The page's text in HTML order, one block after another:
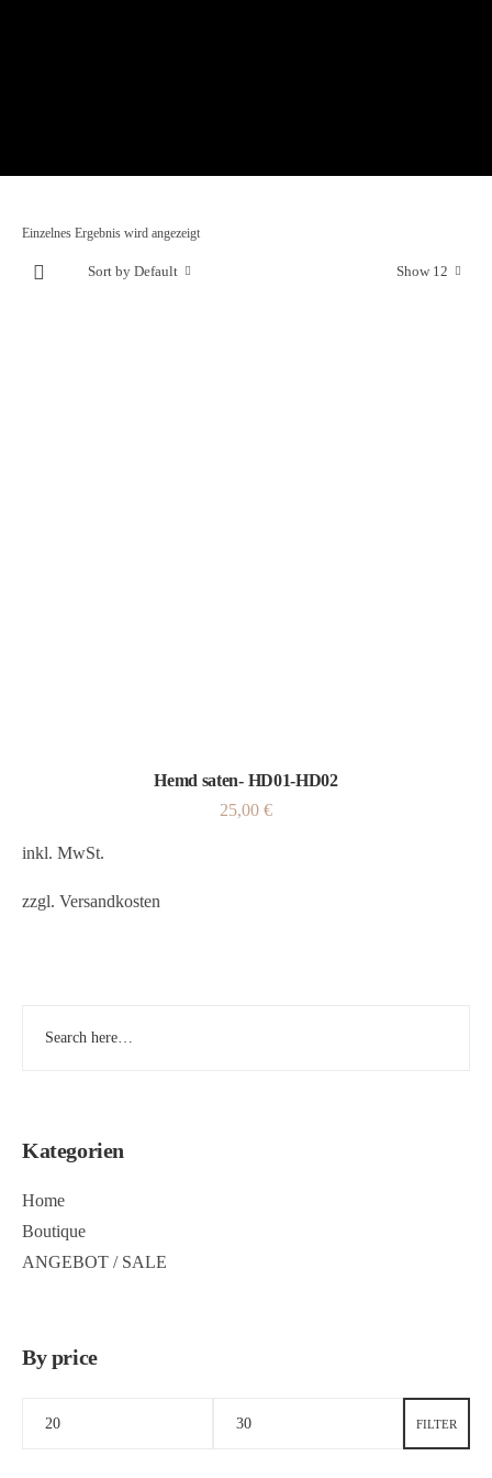
Kategorien
Home
Boutique
ANGEBOT / SALE
By price
FILTER
Einzelnes Ergebnis wird angezeigt
Show 12
Sort by Default
Hemd saten- HD01-HD02
25,00 €
inkl. MwSt.
zzgl. Versandkosten